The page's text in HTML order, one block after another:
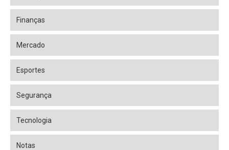
Finanças
Mercado
Esportes
Segurança
Tecnologia
Notas